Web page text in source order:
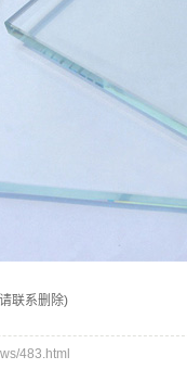
联系删除)
483.html